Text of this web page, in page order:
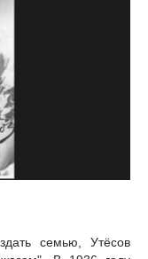
семью, Утёсов